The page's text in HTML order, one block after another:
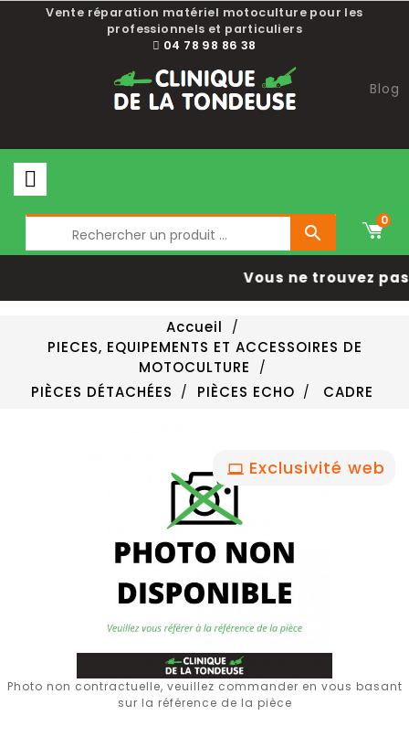
Vente réparation matériel motoculture pour les
professionnels et particuliers
04 78 98 86 38
Blog

0
Vous ne trouvez
Accueil
PIECES, EQUIPEMENTS ET ACCESSOIRES DE
MOTOCULTURE
PIÈCES DÉTACHÉES
PIÈCES ECHO CADRE
Exclusivité web
Photo non contractuelle, veuillez commander en vous basant
sur la référence de la pièce